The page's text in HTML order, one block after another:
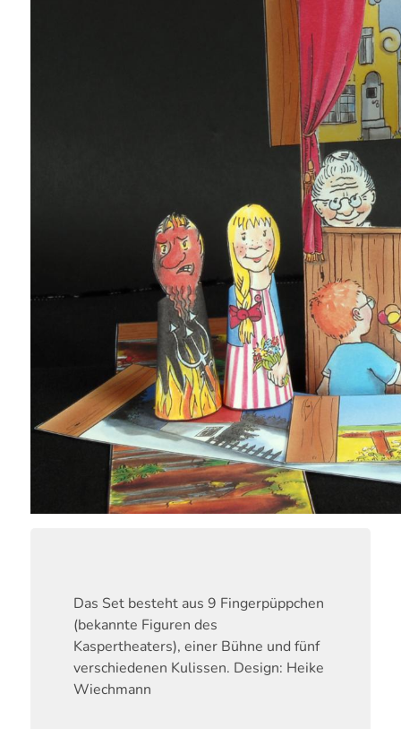
Das Set besteht aus 9 Fingerpüppchen
(bekannte Figuren des
Kaspertheaters), einer Bühne und fünf
verschiedenen Kulissen. Design: Heike
Wiechmann